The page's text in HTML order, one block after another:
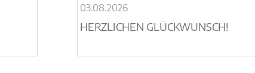
03.08.2026
HERZLICHEN GLÜCKWUNSCH!